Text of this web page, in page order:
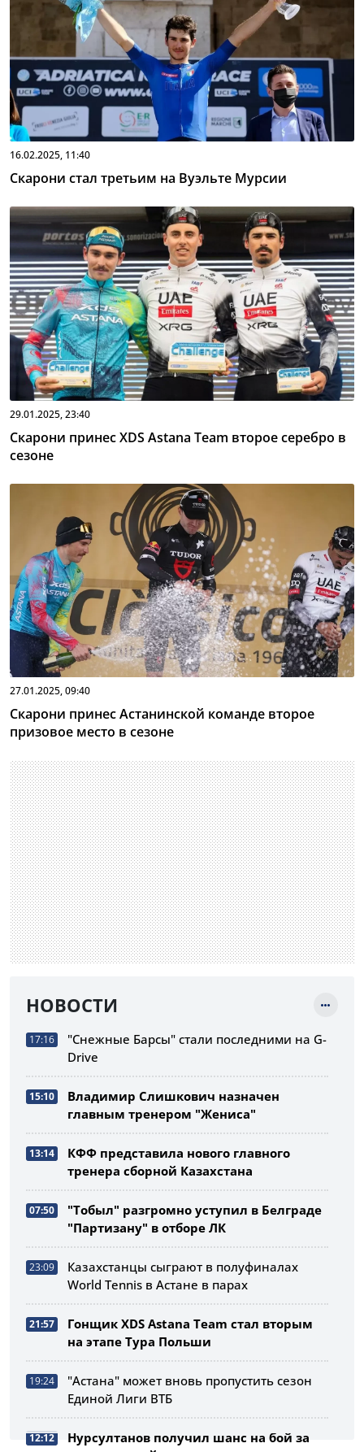
16.02.2025, 11:40
Скарони стал третьим на Вуэльте Мурсии
29.01.2025, 23:40
Скарони принес XDS Astana Team второе серебро в
сезоне
27.01.2025, 09:40
Скарони принес Астанинской команде второе
призовое место в сезоне
НОВОСТИ
17:16
"Снежные Барсы" стали последними на G-
Drive
15:10
Владимир Слишкович назначен
главным тренером "Жениса"
13:14
КФФ представила нового главного
тренера сборной Казахстана
07:50
"Тобыл" разгромно уступил в Белграде
"Партизану" в отборе ЛК
23:09
Казахстанцы сыграют в полуфиналах
World Tennis в Астане в парах
21:57
Гонщик XDS Astana Team стал вторым
на этапе Тура Польши
19:24
"Астана" может вновь пропустить сезон
Единой Лиги ВТБ
12:12
Нурсултанов получил шанс на бой за